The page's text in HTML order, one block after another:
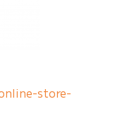
store-